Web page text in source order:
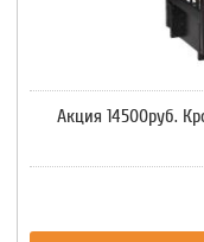
Акция 14500руб.